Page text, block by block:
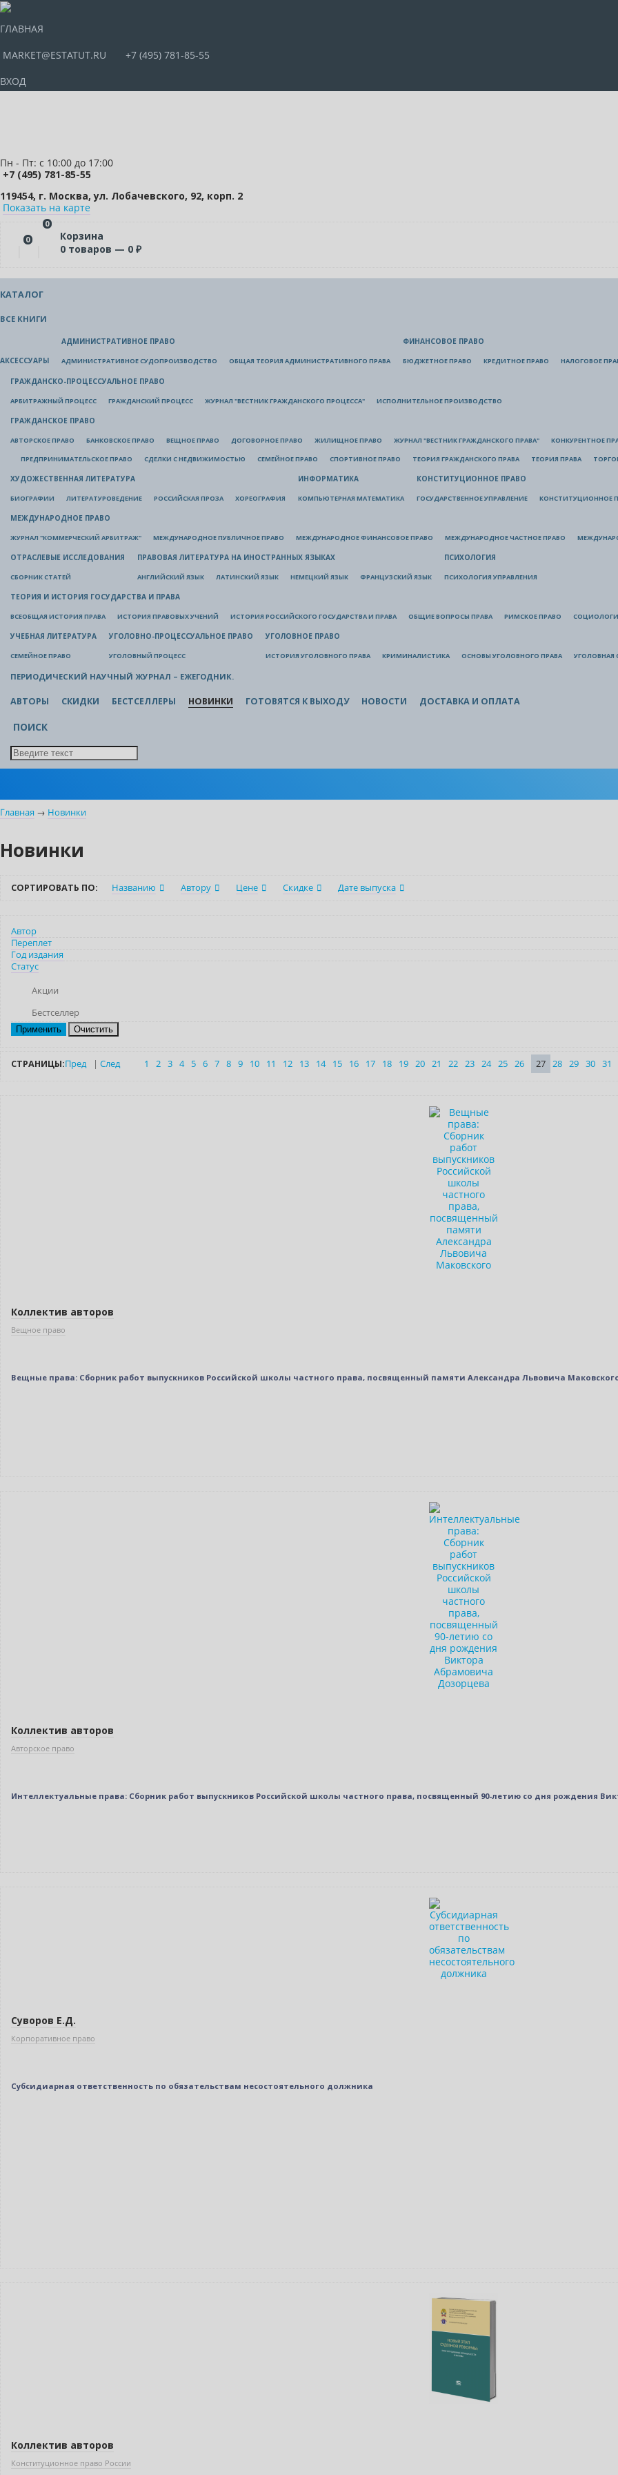
ГЛАВНАЯ
MARKET@ESTATUT.RU
+7 (495) 781-85-55
ВХОД
Пн - Пт: с 10:00 до 17:00
+7 (495) 781-85-55
119454, г. Москва, ул. Лобачевского, 92, корп. 2
Показать на карте
0
0
Корзина
0 товаров — 0 ₽
КАТАЛОГ
ВСЕ КНИГИ
АКСЕССУАРЫ
АДМИНИСТРАТИВНОЕ ПРАВО
АДМИНИСТРАТИВНОЕ СУДОПРОИЗВОДСТВО ОБЩАЯ ТЕОРИЯ АДМИНИСТРАТИВНОГО ПРАВА
ФИНАНСОВОЕ ПРАВО
БЮДЖЕТНОЕ ПРАВО КРЕДИТНОЕ ПРАВО НАЛОГОВОЕ
ГРАЖДАНСКО-ПРОЦЕССУАЛЬНОЕ ПРАВО
АРБИТРАЖНЫЙ ПРОЦЕСС ГРАЖДАНСКИЙ ПРОЦЕСС ЖУРНАЛ "ВЕСТНИК ГРАЖДАНСКОГО ПРОЦЕССА" ИСПОЛНИТЕЛЬНОЕ ПРОИЗВОДСТВО
ГРАЖДАНСКОЕ ПРАВО
АВТОРСКОЕ ПРАВО БАНКОВСКОЕ ПРАВО ВЕЩНОЕ ПРАВО ДОГОВОРНОЕ ПРАВО ЖИЛИЩНОЕ ПРАВО ЖУРНАЛ "ВЕСТНИК ГРАЖДАНСКОГО ПРАВА" КОНКУРЕНТНОЕ
ПРЕДПРИНИМАТЕЛЬСКОЕ ПРАВО СДЕЛКИ С НЕДВИЖИМОСТЬЮ СЕМЕЙНОЕ ПРАВО СПОРТИВНОЕ ПРАВО ТЕОРИЯ ГРАЖДАНСКОГО ПРАВА ТЕОРИЯ ПРАВА
ХУДОЖЕСТВЕННАЯ ЛИТЕРАТУРА
БИОГРАФИИ ЛИТЕРАТУРОВЕДЕНИЕ РОССИЙСКАЯ ПРОЗА ХОРЕОГРАФИЯ
ИНФОРМАТИКА
КОМПЬЮТЕРНАЯ МАТЕМАТИКА
КОНСТИТУЦИОННОЕ ПРАВО
ГОСУДАРСТВЕННОЕ УПРАВЛЕНИЕ КОНСТИТУЦИОННОЕ
МЕЖДУНАРОДНОЕ ПРАВО
ЖУРНАЛ "КОММЕРЧЕСКИЙ АРБИТРАЖ" МЕЖДУНАРОДНОЕ ПУБЛИЧНОЕ ПРАВО МЕЖДУНАРОДНОЕ ФИНАНСОВОЕ ПРАВО МЕЖДУНАРОДНОЕ ЧАСТНОЕ ПРАВО
ОТРАСЛЕВЫЕ ИССЛЕДОВАНИЯ
СБОРНИК СТАТЕЙ
ПРАВОВАЯ ЛИТЕРАТУРА НА ИНОСТРАННЫХ ЯЗЫКАХ
АНГЛИЙСКИЙ ЯЗЫК ЛАТИНСКИЙ ЯЗЫК НЕМЕЦКИЙ ЯЗЫК ФРАНЦУЗСКИЙ ЯЗЫК
ПСИХОЛОГИЯ
ПСИХОЛОГИЯ УПРАВЛЕНИЯ
ТЕОРИЯ И ИСТОРИЯ ГОСУДАРСТВА И ПРАВА
ВСЕОБЩАЯ ИСТОРИЯ ПРАВА ИСТОРИЯ ПРАВОВЫХ УЧЕНИЙ ИСТОРИЯ РОССИЙСКОГО ГОСУДАРСТВА И ПРАВА ОБЩИЕ ВОПРОСЫ ПРАВА РИМСКОЕ ПРАВО
УЧЕБНАЯ ЛИТЕРАТУРА
СЕМЕЙНОЕ ПРАВО
УГОЛОВНО-ПРОЦЕССУАЛЬНОЕ ПРАВО
УГОЛОВНЫЙ ПРОЦЕСС
УГОЛОВНОЕ ПРАВО
ИСТОРИЯ УГОЛОВНОГО ПРАВА КРИМИНАЛИСТИКА ОСНОВЫ УГОЛОВНОГО ПРАВА УГОЛОВНАЯ
ПЕРИОДИЧЕСКИЙ НАУЧНЫЙ ЖУРНАЛ – ЕЖЕГОДНИК.
АВТОРЫ СКИДКИ БЕСТСЕЛЛЕРЫ НОВИНКИ ГОТОВЯТСЯ К ВЫХОДУ НОВОСТИ ДОСТАВКА И ОПЛАТА
ПОИСК
Главная → Новинки
Новинки
СОРТИРОВАТЬ ПО: Названию Автору Цене Скидке Дате выпуска
Автор
Переплет
Год издания
Статус
Акции
Бестселлер
Очистить
СТРАНИЦЫ:Пред | След 1 2 3 4 5 6 7 8 9 10 11 12 13 14 15 16 17 18 19 20 21 22 23 24 25 26 27 28 29 30 31
Коллектив авторов
Вещное право
Вещные права: Сборник работ выпускников Российской школы частного права, посвященный памяти Александра Львовича
Коллектив авторов
Авторское право
Интеллектуальные права: Сборник работ выпускников Российской школы частного права, посвященный 90-летию со дня рождения
Суворов Е.Д.
Корпоративное право
Субсидиарная ответственность по обязательствам несостоятельного должника
Коллектив авторов
Конституционное право России